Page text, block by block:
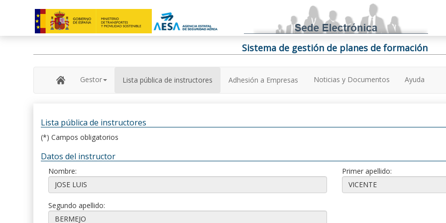
Sistema de gestión de planes de formación
Gestor Lista pública de instructores Adhesión a Empresas Noticias y Documentos Ayuda
Lista pública de instructores
(*) Campos obligatorios
Datos del instructor
Nombre: Primer apellido:
Segundo apellido: